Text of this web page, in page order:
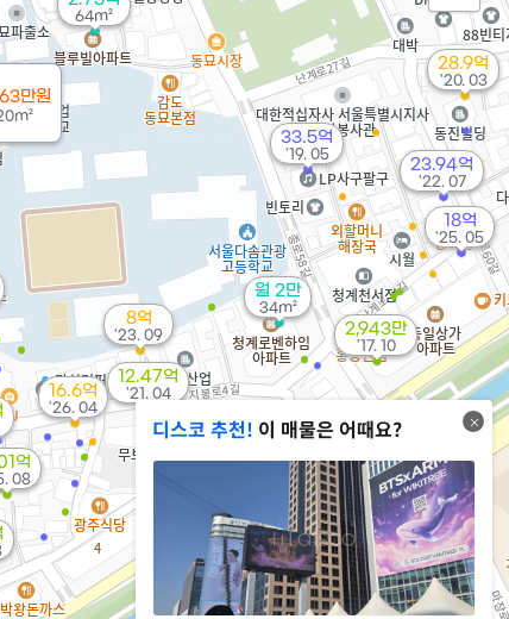
만원
월 2만
34m²
16.6억
'26. 04
64m²
억
08
18억
'25. 05
8억
'23. 09
23.94억
'22. 07
12.47억
'21. 04
3.3억
50m²
28.9억
'20. 03
33.5억
'19. 05
2,943만
'17. 10
11억
'11. 09
디스코 추천! 이 매물은 어때요?